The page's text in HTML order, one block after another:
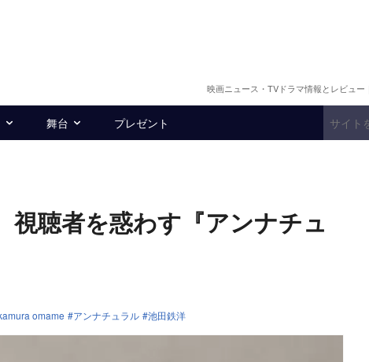
映画ニュース・TVドラマ情報とレビュ
舞台 プレゼント
聴者を惑わす『アンナチュ
omame アンナチュラル 池田鉄洋